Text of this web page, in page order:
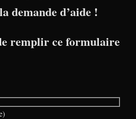
demande d’aide !
remplir ce formulaire